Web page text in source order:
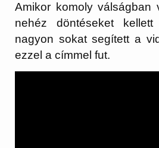
Amikor komoly válságban
nehéz döntéseket
nagyon sokat segített a
ezzel a címmel fut.